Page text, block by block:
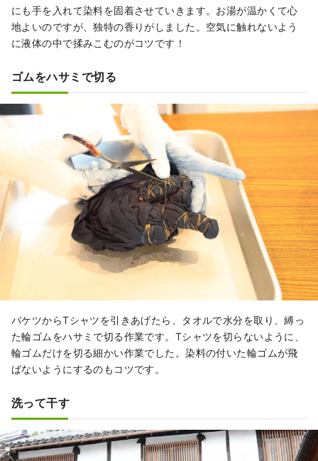
にも手を入れて染料を固着させていきます。お湯が温かくて心
地よいのですが、独特の香りがしました。空気に触れないよう
に液体の中で揉みこむのがコツです！
ゴムをハサミで切る
バケツからTシャツを引きあげたら、タオルで水分を取り、縛っ
た輪ゴムをハサミで切る作業です。Tシャツを切らないように、
輪ゴムだけを切る細かい作業でした。染料の付いた輪ゴムが飛
ばないようにするのもコツです。
洗って干す